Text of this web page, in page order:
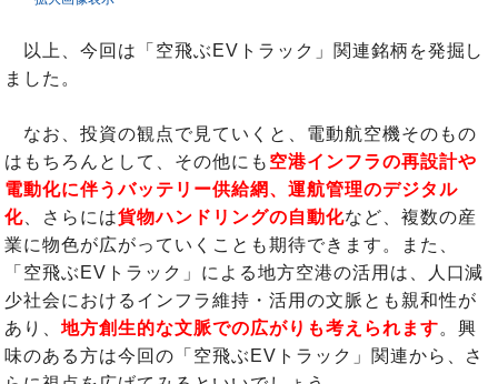
以上、今回は「空飛ぶEVトラック」関連銘柄を発掘し
ました。
なお、投資の観点で見ていくと、電動航空機そのもの
はもちろんとして、その他にも 空港インフラの再設計や
電動化に伴うバッテリー供給網、運航管理のデジタル
化 、さらには貨物ハンドリングの自動化など、複数の産
業に物色が広がっていくことも期待できます。また、
「空飛ぶEVトラック」による地方空港の活用は、人口減
少社会におけるインフラ維持・活用の文脈とも親和性が
あり、地方創生的な文脈での広がりも考えられます。興
味のある方は今回の「空飛ぶEVトラック」関連から、さ